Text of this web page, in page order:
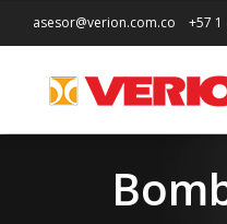
asesor@verion.com.co +57 1